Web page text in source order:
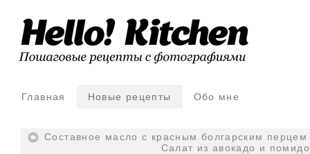
Главная Новые рецепты Обо мне
Составное масло с красным болгарским
Салат из авокадо и